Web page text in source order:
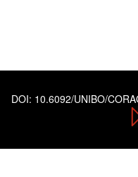
DOI: 10.6092/UNIBO/